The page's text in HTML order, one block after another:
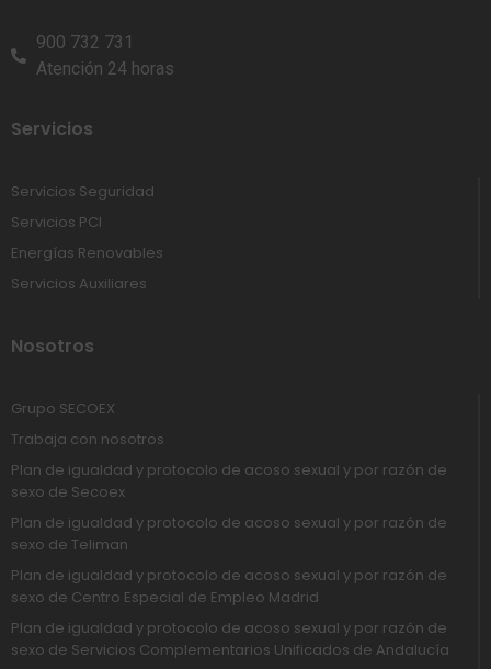
900 732 731
Atención 24 horas
Servicios
Servicios Seguridad
Servicios PCI
Energías Renovables
Servicios Auxiliares
Nosotros
Grupo SECOEX
Trabaja con nosotros
Plan de igualdad y protocolo de acoso sexual y por razón de
sexo de Secoex
Plan de igualdad y protocolo de acoso sexual y por razón de
sexo de Teliman
Plan de igualdad y protocolo de acoso sexual y por razón de
sexo de Centro Especial de Empleo Madrid
Plan de igualdad y protocolo de acoso sexual y por razón de
sexo de Servicios Complementarios Unificados de Andalucía